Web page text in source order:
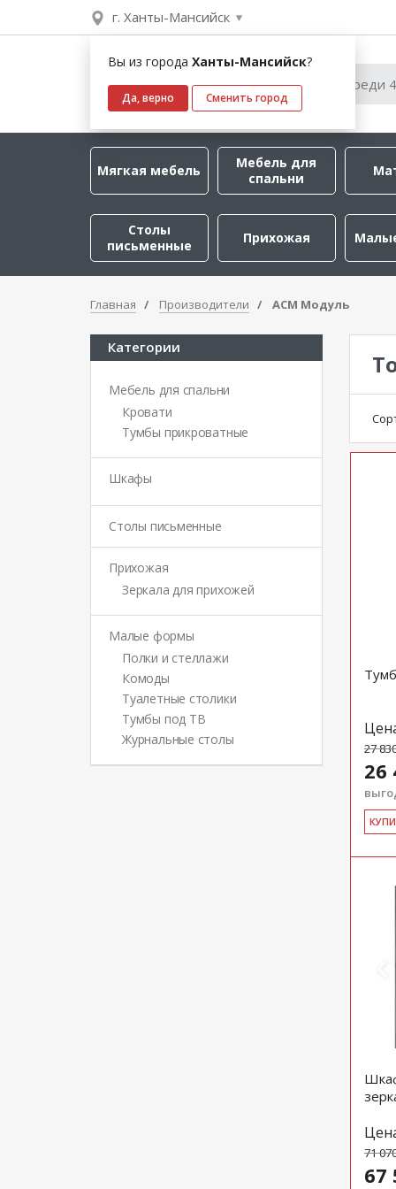
г. Ханты-Мансийск
Вы из города Ханты-Мансийск?
Да, верно Сменить город
Мягкая мебель
Мебель для
спальни
Столы
письменные
Прихожая
Главная Производители АСМ Модуль
27
26
71
67
Категории
Мебель для спальни
Кровати
Тумбы прикроватные
Шкафы
Столы письменные
Прихожая
Зеркала для прихожей
Малые формы
Полки и стеллажи
Комоды
Туалетные столики
Тумбы под ТВ
Журнальные столы